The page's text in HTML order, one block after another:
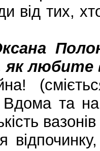
від тих,
як любите
та